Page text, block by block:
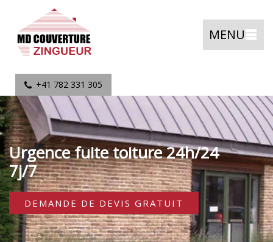
MENU
+41 782 331 305
Urgence fuite toiture 24h/24
7j/7
DEMANDE DE DEVIS GRATUIT